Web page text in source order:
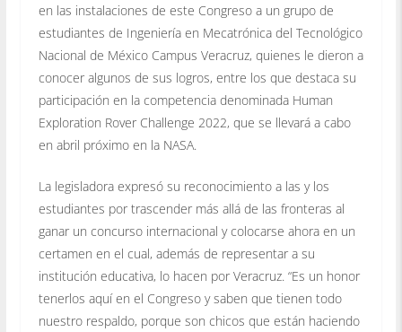
en las instalaciones de este Congreso a un grupo de
estudiantes de Ingeniería en Mecatrónica del Tecnológico
Nacional de México Campus Veracruz, quienes le dieron a
conocer algunos de sus logros, entre los que destaca su
participación en la competencia denominada Human
Exploration Rover Challenge 2022, que se llevará a cabo
en abril próximo en la NASA.
La legisladora expresó su reconocimiento a las y los
estudiantes por trascender más allá de las fronteras al
ganar un concurso internacional y colocarse ahora en un
certamen en el cual, además de representar a su
institución educativa, lo hacen por Veracruz. “Es un honor
tenerlos aquí en el Congreso y saben que tienen todo
nuestro respaldo, porque son chicos que están haciendo